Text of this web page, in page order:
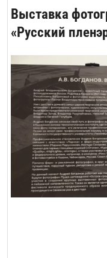
Выставка
«Русский